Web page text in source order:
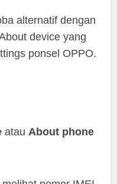
alternatif dengan
device yang
ponsel OPPO.
atauAbout phone